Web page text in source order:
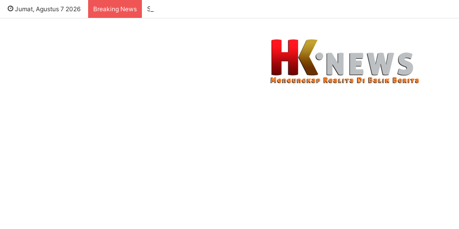
Jumat, Agustus 7 2026 Breaking News Sukses Tekan Bansos Salah Sasaran, Uji Coba Perlinsos Digital di Surabaya Hampir 100 Persen